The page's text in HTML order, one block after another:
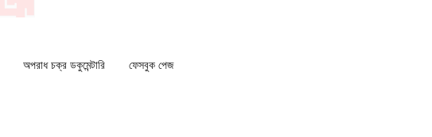
অপরাধ চক্র ডকুমেন্টারি ফেসবুক পেজ